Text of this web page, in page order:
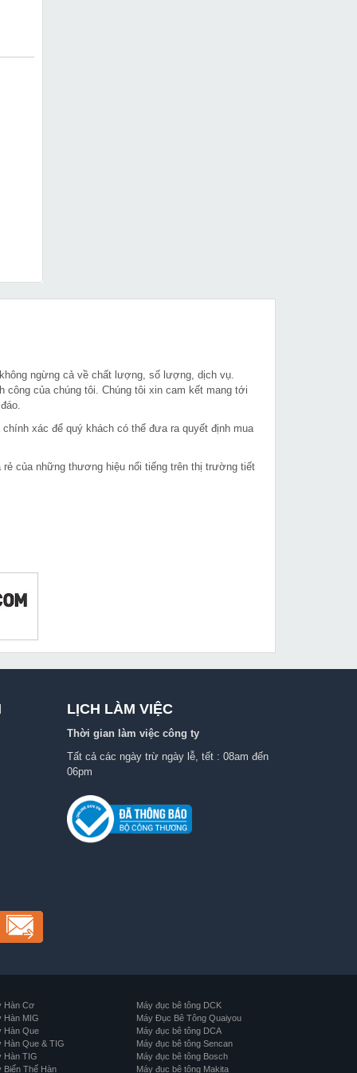
ngừng cả về chất lượng, số lượng, dịch vụ.
của chúng tôi. Chúng tôi xin cam kết mang tới
xác để quý khách có thể đưa ra quyết định mua
của những thương hiệu nổi tiếng trên thị trường tiết
LỊCH LÀM VIỆC
Thời gian làm việc công ty
Tất cả các ngày trừ ngày lễ, tết : 08am đến
06pm
Hàn Cơ
Hàn MIG
Hàn Que
Hàn Que & TIG
Hàn TIG
Biến Thế Hàn
Máy đục bê tông DCK
Máy Đục Bê Tông Quaiyou
Máy đục bê tông DCA
Máy đục bê tông Sencan
Máy đục bê tông Bosch
Máy đục bê tông Makita